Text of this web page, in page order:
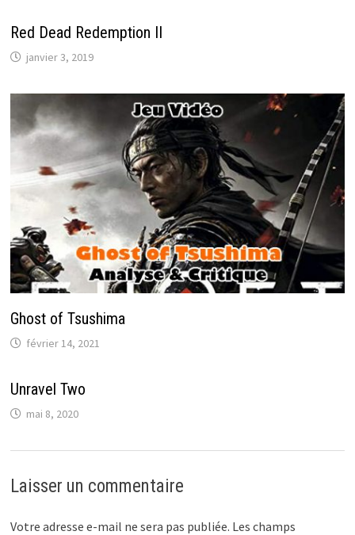
Red Dead Redemption II
janvier 3, 2019
Ghost of Tsushima
février 14, 2021
Unravel Two
mai 8, 2020
Laisser un commentaire
Votre adresse e-mail ne sera pas publiée. Les champs